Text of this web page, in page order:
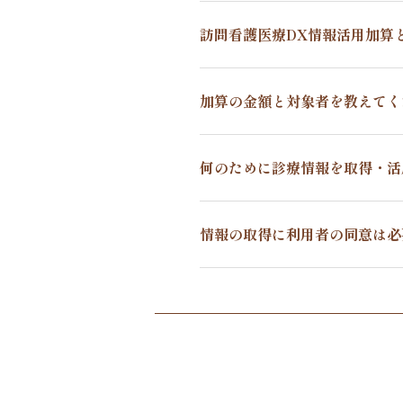
訪問看護医療DX情報活用加算
加算の金額と対象者を教えて
何のために診療情報を取得・
情報の取得に利用者の同意は